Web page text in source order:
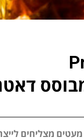
מצליחים